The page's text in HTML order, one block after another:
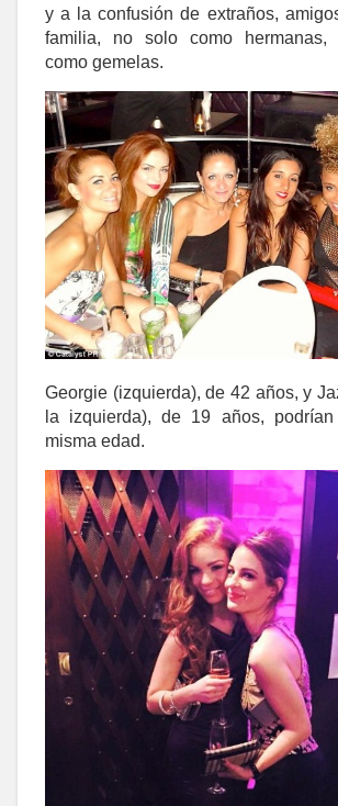
y a la confusión de extraños,
familia, no solo como hermanas,
como gemelas.
Georgie (izquierda), de 42 años, y
la izquierda), de 19 años,
misma edad.